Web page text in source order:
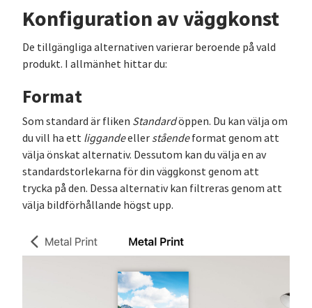
Konfiguration av väggkonst
De tillgängliga alternativen varierar beroende på vald
produkt. I allmänhet hittar du:
Format
Som standard är fliken Standardöppen. Du kan välja om
du vill ha ett liggandeeller ståendeformat genom att
välja önskat alternativ. Dessutom kan du välja en av
standardstorlekarna för din väggkonst genom att
trycka på den. Dessa alternativ kan filtreras genom att
välja bildförhållande högst upp.